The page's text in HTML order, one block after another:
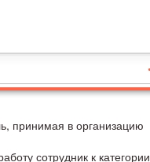
принимая в организацию
сотрудник к категории